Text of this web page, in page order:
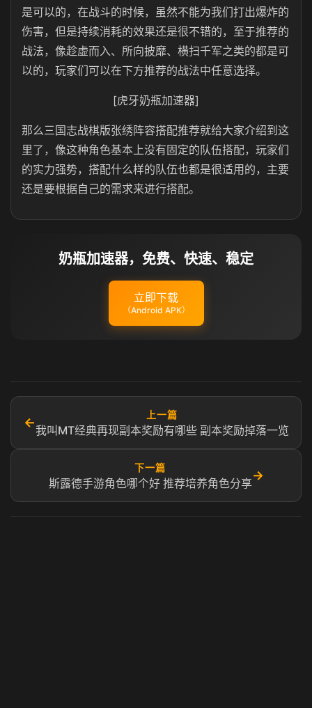
是可以的，在战斗的时候，虽然不能为我们打出爆炸的
伤害，但是持续消耗的效果还是很不错的，至于推荐的
战法，像趁虚而入、所向披靡、横扫千军之类的都是可
以的，玩家们可以在下方推荐的战法中任意选择。
[虎牙奶瓶加速器]
那么三国志战棋版张绣阵容搭配推荐就给大家介绍到这
里了，像这种角色基本上没有固定的队伍搭配，玩家们
的实力强势，搭配什么样的队伍也都是很适用的，主要
还是要根据自己的需求来进行搭配。
奶瓶加速器，免费、快速、稳定
立即下载
（Android APK）
←
上一篇
我叫MT经典再现副本奖励有哪些 副本奖励掉落一览
下一篇
斯露德手游角色哪个好 推荐培养角色分享
→